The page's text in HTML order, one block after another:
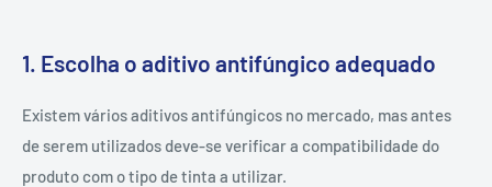
1. Escolha o aditivo antifúngico adequado
Existem vários aditivos antifúngicos no mercado, mas antes
de serem utilizados deve-se verificar a compatibilidade do
produto com o tipo de tinta a utilizar.